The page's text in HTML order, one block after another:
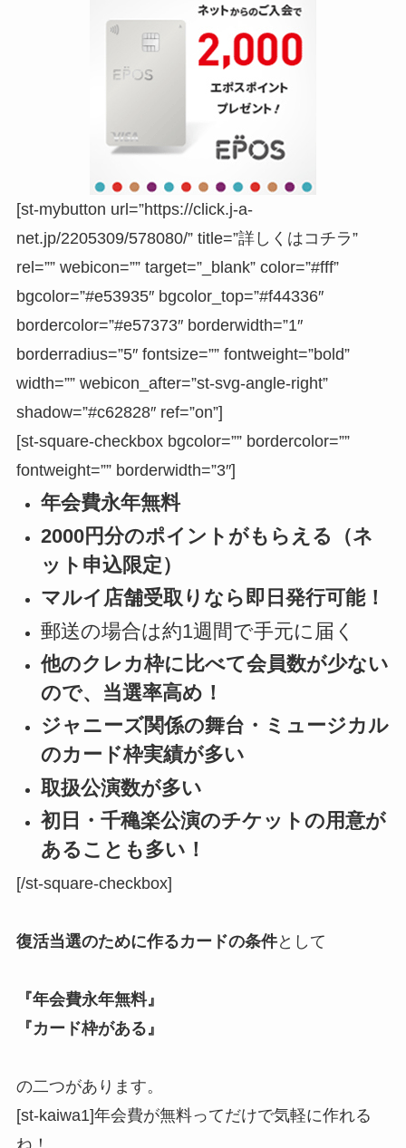
[st-mybutton url=”https://click.j-a-
net.jp/2205309/578080/” title=”詳しくはコチラ”
rel=”” webicon=”” target=”_blank” color=”#fff”
bgcolor=”#e53935″ bgcolor_top=”#f44336″
bordercolor=”#e57373″ borderwidth=”1″
borderradius=”5″ fontsize=”” fontweight=”bold”
width=”” webicon_after=”st-svg-angle-right”
shadow=”#c62828″ ref=”on”]
[st-square-checkbox bgcolor=”” bordercolor=””
fontweight=”” borderwidth=”3″]
年会費永年無料
2000円分のポイントがもらえる（ネ
ット申込限定）
マルイ店舗受取りなら即日発行可能！
郵送の場合は約1週間で手元に届く
他のクレカ枠に比べて会員数が少ない
ので、当選率高め！
ジャニーズ関係の舞台・ミュージカル
のカード枠実績が多い
取扱公演数が多い
初日・千穐楽公演のチケットの用意が
ある ことも多い！
[/st-square-checkbox]
復活当選のために作るカードの条件として
『年会費永年無料』
『カード枠がある』
の二つがあります。
[st-kaiwa1]年会費が無料ってだけで気軽に作れる
ね！